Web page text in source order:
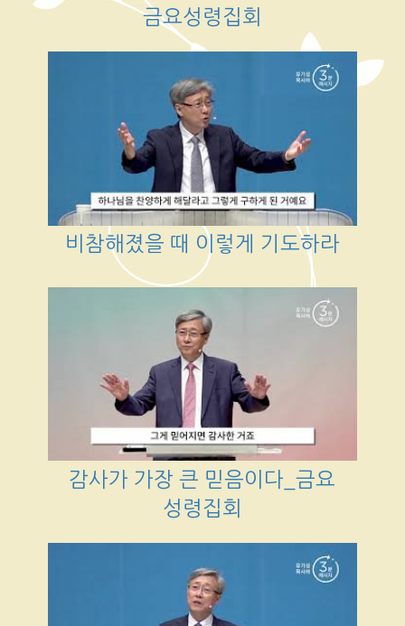
금요성령집회
비참해졌을 때 이렇게 기도하라
감사가 가장 큰 믿음이다_금요
성령집회